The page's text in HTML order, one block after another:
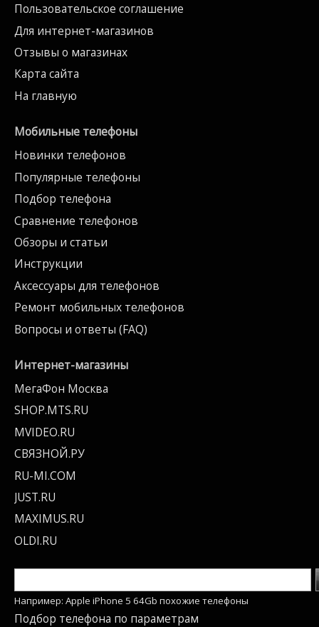
Пользовательское соглашение
Для интернет-магазинов
Отзывы о магазинах
Карта сайта
На главную
Мобильные телефоны
Новинки телефонов
Популярные телефоны
Подбор телефона
Сравнение телефонов
Обзоры и статьи
Инструкции
Аксессуары для телефонов
Ремонт мобильных телефонов
Вопросы и ответы (FAQ)
Интернет-магазины
МегаФон Москва
SHOP.MTS.RU
MVIDEO.RU
СВЯЗНОЙ.РУ
RU-MI.COM
JUST.RU
MAXIMUS.RU
OLDI.RU
Например: Apple iPhone 5 64Gb похожие телефоны
Подбор телефона по параметрам